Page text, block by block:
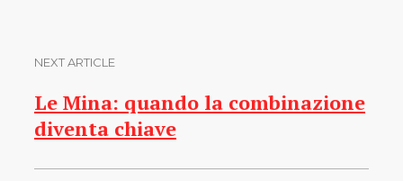
NEXT ARTICLE
Le Mina: quando la combinazione
diventa chiave